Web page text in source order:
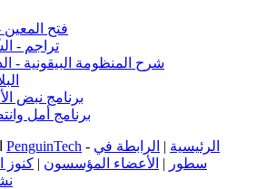
فتح
تراجم -
شرح المنظومة البيقونية -
برنامج نبض
برنامج أمل
PenguinTech - الرئيسية | الرابطة في
سطور | الأعضاء المؤسسون | كنوز